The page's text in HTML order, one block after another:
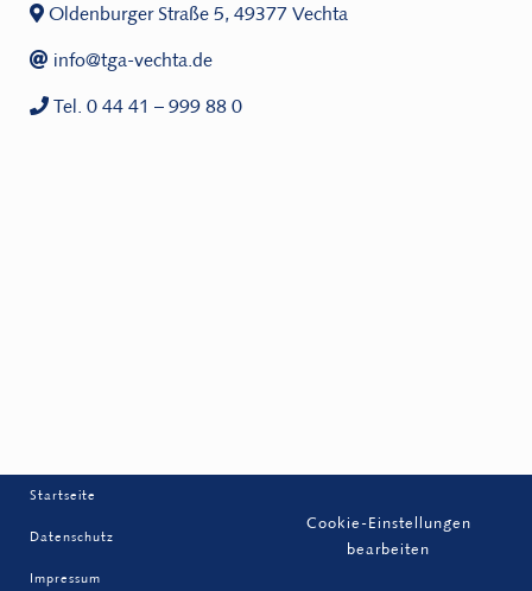
Oldenburger Straße 5, 49377 Vechta
info@tga-vechta.de
Tel. 0 44 41 – 999 88 0
Startseite
Datenschutz
Impressum
Cookie-Einstellungen
bearbeiten